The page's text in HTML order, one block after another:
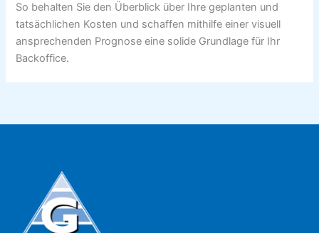
So behalten Sie den Überblick über Ihre geplanten und
tatsächlichen Kosten und schaffen mithilfe einer visuell
ansprechenden Prognose eine solide Grundlage für Ihr
Backoffice.